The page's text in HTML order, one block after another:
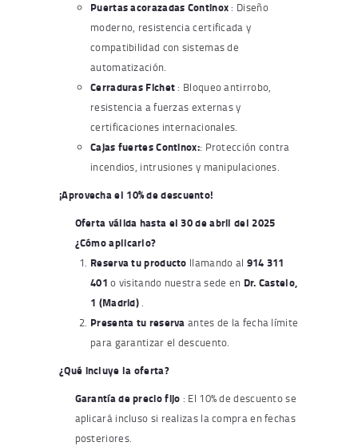
Puertas acorazadas Continox : Diseño
moderno, resistencia certificada y
compatibilidad con sistemas de
automatización.
Cerraduras Fichet : Bloqueo antirrobo,
resistencia a fuerzas externas y
certificaciones internacionales.
Cajas fuertes Continox:: Protección contra
incendios, intrusiones y manipulaciones.
¡Aprovecha el 10% de descuento!
Oferta válida hasta el 30 de abril del 2025
¿Cómo aplicarlo?
Reserva tu producto llamando al 914 311
401o visitando nuestra sede en Dr. Castelo,
1 (Madrid)
Presenta tu reserva antes de la fecha límite
para garantizar el descuento.
¿Qué incluye la oferta?
Garantía de precio fijo : El 10% de descuento se
aplicará incluso si realizas la compra en fechas
posteriores.